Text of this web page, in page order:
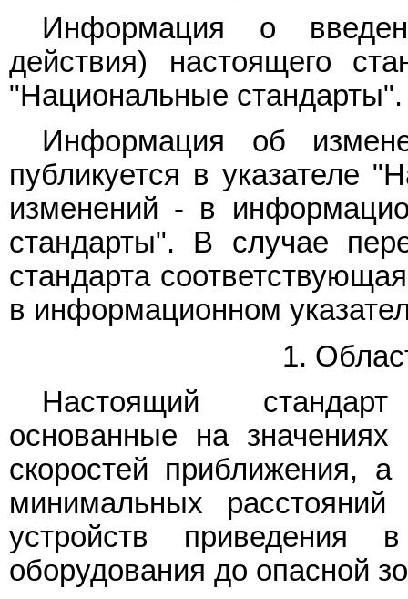
Информация о
действия) настоящего
"Национальные стандарты".
Информация об
публикуется в указателе
изменений - в
стандарты". В случае
стандарта
в информационном
1.
Настоящий
основанные на значениях
скоростей приближения,
минимальных
устройств приведения в
оборудования до опасной